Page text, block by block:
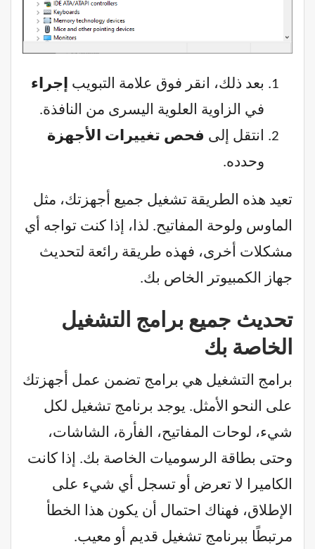
بعد ذلك، انقر فوق علامة التبويب
إجراء
في الزاوية العلوية اليسرى من النافذة.
انتقل إلى فحص تغييرات الأجهزة
وحدده.
تعيد هذه الطريقة تشغيل جميع أجهزتك، مثل
الماوس ولوحة المفاتيح. لذا، إذا كنت تواجه أي
مشكلات أخرى، فهذه طريقة رائعة لتحديث
جهاز الكمبيوتر الخاص بك.
تحديث جميع برامج التشغيل
الخاصة بك
برامج التشغيل هي برامج تضمن عمل أجهزتك
على النحو الأمثل. يوجد برنامج تشغيل لكل
شيء، لوحات المفاتيح، الفأرة، الشاشات،
وحتى بطاقة الرسوميات الخاصة بك. إذا كانت
الكاميرا لا تعرض أو تسجل أي شيء على
الإطلاق، فهناك احتمال أن يكون هذا الخطأ
مرتبطًا ببرنامج تشغيل قديم أو معيب.